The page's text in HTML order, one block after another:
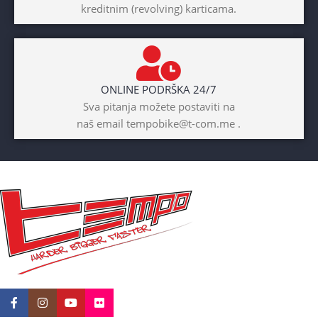
Prednji amotrizer
BICIKLI-KOČNICE
Disk mehanički
kreditnim (revolving) karticama.
ONLINE PODRŠKA 24/7
Sva pitanja možete postaviti na
naš email tempobike@t-com.me .